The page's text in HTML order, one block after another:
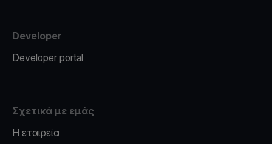
Developer
Developer portal
Σχετικά με εμάς
Η εταιρεία